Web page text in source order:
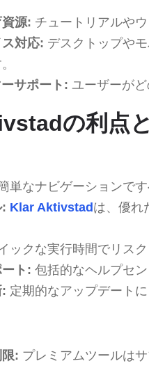
源: チュートリアルや
対応: デスクトップや
サポート: ユーザーが
の利点
単なナビゲーションで
Klar Aktivstadは、優れ
ックな実行時間でリスク
ト: 包括的なヘルプセ
定期的なアップデート
: プレミアムツールは